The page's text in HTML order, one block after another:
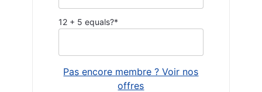
12 + 5 equals?*
Pas encore membre ? Voir nos
offres